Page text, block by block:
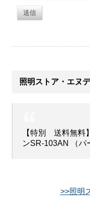
送信
照明ストア・エヌ
【特別 送料無
ンSR-103AN （パ
>>照明